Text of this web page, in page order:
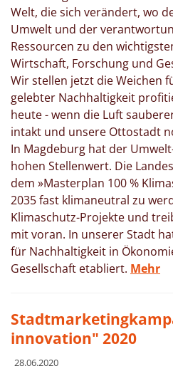
Welt, die sich verändert, wo
Umwelt und der
Ressourcen zu den
Wirtschaft, Forschung und
Wir stellen jetzt die Weichen
gelebter Nachhaltigkeit
heute - wenn die Luft
intakt und unsere Ottostadt
In Magdeburg hat der
hohen Stellenwert. Die
dem »Masterplan 100 %
2035 fast klimaneutral zu
Klimaschutz-Projekte und
mit voran. In unserer Stadt
für Nachhaltigkeit in
Gesellschaft etabliert. Mehr
innovation" 2020
28.06.2020